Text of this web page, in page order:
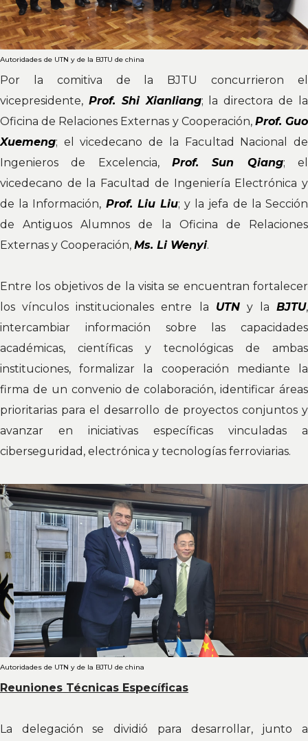
Autoridades de UTN y de la BJTU de china
Por la comitiva de la BJTU concurrieron el
vicepresidente, Prof. Shi Xianliang; la directora de la
Oficina de Relaciones Externas y Cooperación, Prof. Guo
Xuemeng; el vicedecano de la Facultad Nacional de
Ingenieros de Excelencia, Prof. Sun Qiang; el
vicedecano de la Facultad de Ingeniería Electrónica y
de la Información, Prof. Liu Liu; y la jefa de la Sección
de Antiguos Alumnos de la Oficina de Relaciones
Externas y Cooperación, Ms. Li Wenyi.
Entre los objetivos de la visita se encuentran fortalecer
los vínculos institucionales entre la UTNy la BJTU,
intercambiar información sobre las capacidades
académicas, científicas y tecnológicas de ambas
instituciones, formalizar la cooperación mediante la
firma de un convenio de colaboración, identificar áreas
prioritarias para el desarrollo de proyectos conjuntos y
avanzar en iniciativas específicas vinculadas a
ciberseguridad, electrónica y tecnologías ferroviarias.
Autoridades de UTN y de la BJTU de china
Reuniones Técnicas Específicas
La delegación se dividió para desarrollar, junto a